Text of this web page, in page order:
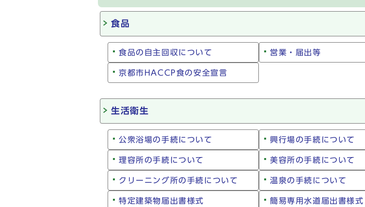
食品
食品の自主回収について 営業・届出等
京都市HACCP食の安全宣言
生活衛生
公衆浴場の手続について 興行場の手続について
理容所の手続について 美容所の手続について
クリーニング所の手続について 温泉の手続について
特定建築物届出書様式 簡易専用水道届出書様式